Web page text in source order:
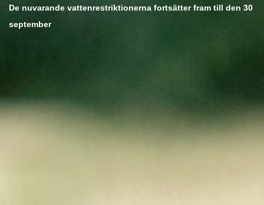
De nuvarande vattenrestriktionerna fortsätter fram till den 30
september